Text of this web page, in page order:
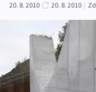
20. 8. 2010
20. 8. 2010 |